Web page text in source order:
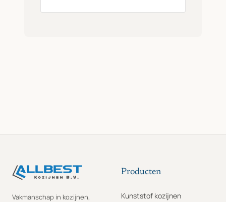
Vakmanschap in kozijnen,
Producten
Kunststof kozijnen